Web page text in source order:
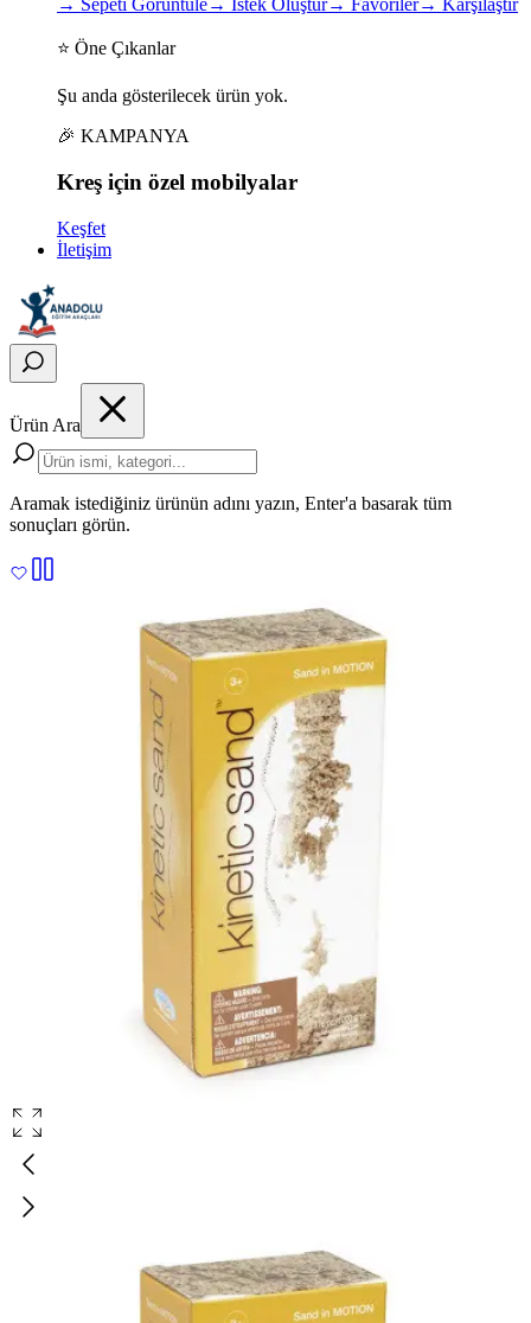
→ Sepeti Görüntüle→ İstek Oluştur→ Favoriler→ Karşılaştır
⭐ Öne Çıkanlar
Şu anda gösterilecek ürün yok.
🎉 KAMPANYA
Kreş için özel mobilyalar
Keşfet
İletişim
Ürün Ara
Aramak istediğiniz ürünün adını yazın, Enter'a basarak tüm
sonuçları görün.